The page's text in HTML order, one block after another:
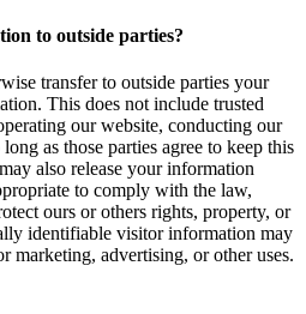
to outside parties?
transfer to outside parties your
This does not include trusted
our website, conducting our
as those parties agree to keep this
also release your information
to comply with the law,
ours or others rights, property, or
identifiable visitor information may
marketing, advertising, or other uses.